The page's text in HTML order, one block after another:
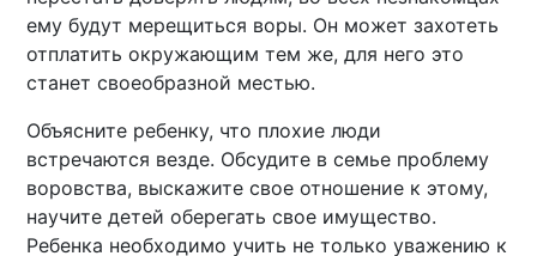
ему будут мерещиться воры. Он может захотеть
отплатить окружающим тем же, для него это
станет своеобразной местью.
Объясните ребенку, что плохие люди
встречаются везде. Обсудите в семье проблему
воровства, выскажите свое отношение к этому,
научите детей оберегать свое имущество.
Ребенка необходимо учить не только уважению к